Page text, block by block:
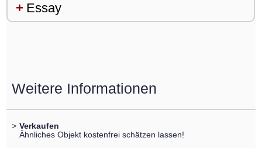
Essay
Weitere Informationen
> Verkaufen
Ähnliches Objekt kostenfrei schätzen lassen!